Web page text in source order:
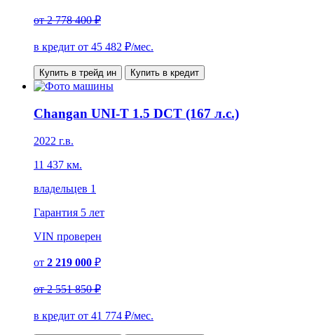
от2 778 400 ₽
в кредит от 45 482 ₽/мес.
Купить в трейд ин Купить в кредит
Changan UNI-T 1.5 DCT (167 л.с.)
2022 г.в.
11 437 км.
владельцев 1
Гарантия 5 лет
VIN проверен
от 2 219 000 ₽
от2 551 850 ₽
в кредит от 41 774 ₽/мес.